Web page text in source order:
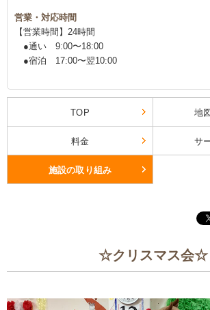
営業・対応時間
【営業時間】24時間
●通い 9:00〜18:00
●宿泊 17:00〜翌10:00
TOP 地
料金 サ
施設の取り組み
☆クリスマス会☆